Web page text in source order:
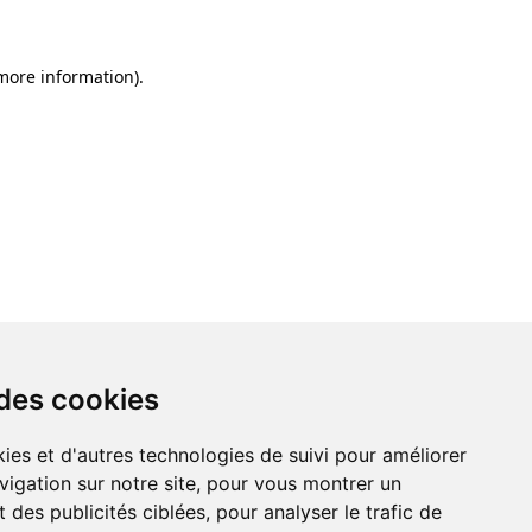
cookies
et d'autres technologies de suivi pour améliorer
sur notre site, pour vous montrer un
des publicités ciblées, pour analyser le trafic de
information).